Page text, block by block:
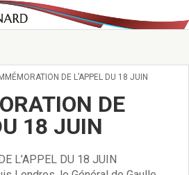
2026
DE L’APPEL DU 18 JUIN
DE
18 JUIN
L’APPEL DU 18 JUIN